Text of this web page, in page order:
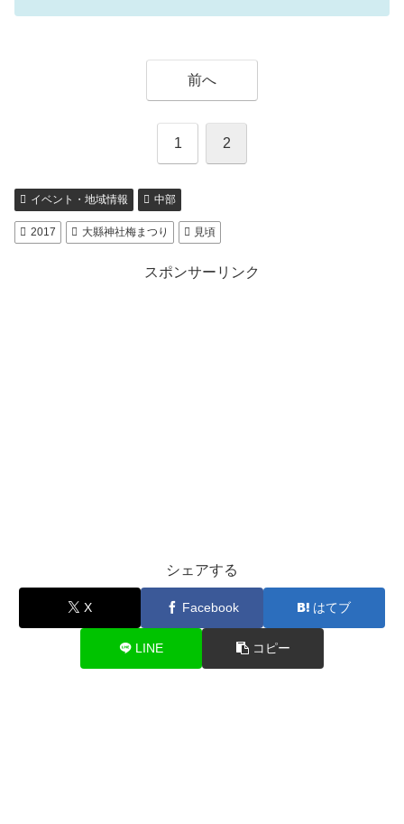
前へ
1 2
イベント・地域情報 中部
2017 大縣神社梅まつり 見頃
スポンサーリンク
シェアする
X Facebook はてブ
LINE コピー